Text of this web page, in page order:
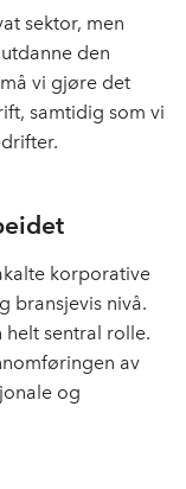
sektor, men
den
vi gjøre det
samtidig som vi
korporative
bransjevis nivå.
sentral rolle.
av
og